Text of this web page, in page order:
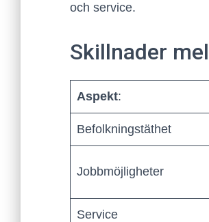
och service.
Skillnader
Aspekt:
Befolkningstäthet
Jobbmöjligheter
Service